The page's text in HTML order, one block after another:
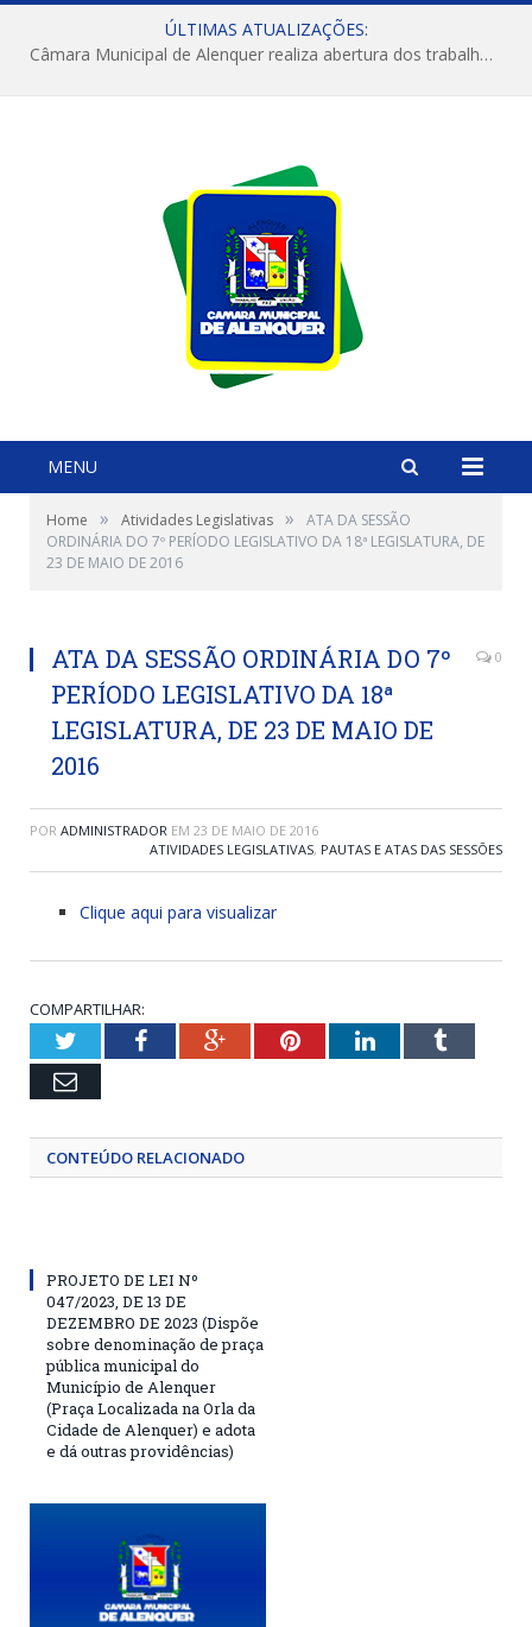
ÚLTIMAS ATUALIZAÇÕES:
Câmara Municipal de Alenquer realiza abertura dos trabalhos do 4º Período Legislativo
MENU
Home » Atividades Legislativas »
ATA DA SESSÃO
ORDINÁRIA DO 7º PERÍODO LEGISLATIVO DA 18ª LEGISLATURA, DE
23 DE MAIO DE 2016
ATA DA SESSÃO ORDINÁRIA DO 7º
PERÍODO LEGISLATIVO DA 18ª
LEGISLATURA, DE 23 DE MAIO DE
2016
0
POR ADMINISTRADOR EM 23 DE MAIO DE 2016
ATIVIDADES LEGISLATIVAS, PAUTAS E ATAS DAS SESSÕES
Clique aqui para visualizar
COMPARTILHAR:
TwitterFacebookGoogle+PinterestLinkedInTumblr
Email
CONTEÚDO RELACIONADO
PROJETO DE LEI Nº
047/2023, DE 13 DE
DEZEMBRO DE 2023 (Dispõe
sobre denominação de praça
pública municipal do
Município de Alenquer
(Praça Localizada na Orla da
Cidade de Alenquer) e adota
e dá outras providências)